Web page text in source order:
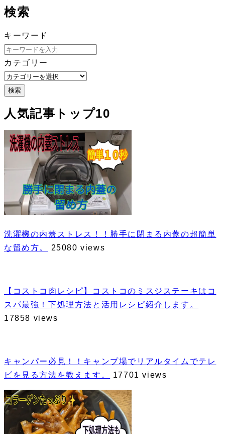
検索
キーワード
カテゴリー
検索
人気記事トップ10
洗濯機の内蓋ストレス！！勝手に閉まる内蓋の超簡単
な留め方。
25080 views
【コストコ肉レシピ】コストコのミスジステーキはコ
スパ最強！下処理方法と活用レシピ紹介します。
17858 views
キャンパー必見！！キャンプ場でリアルタイムでテレ
ビを見る方法を教えます。
17701 views